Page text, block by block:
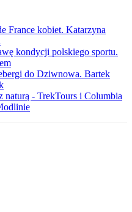
France kobiet. Katarzyna
kondycji polskiego sportu.
do Dziwnowa. Bartek
naturą - TrekTours i Columbia